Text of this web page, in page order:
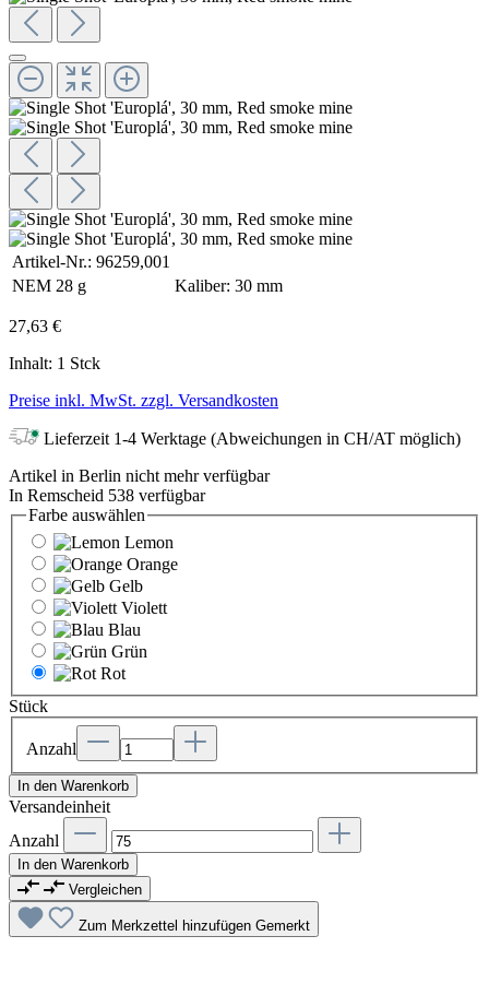
Artikel-Nr.: 96259,001
NEM 28 g Kaliber: 30 mm
27,63 €
Inhalt: 1 Stck
Preise inkl. MwSt. zzgl. Versandkosten
Lieferzeit 1-4 Werktage (Abweichungen in CH/AT möglich)
Artikel in Berlin nicht mehr verfügbar
In Remscheid 538 verfügbar
Farbe auswählen
Lemon
Orange
Gelb
Violett
Blau
Grün
Rot
Stück
Anzahl
In den Warenkorb
Versandeinheit
Anzahl
In den Warenkorb
Vergleichen
Zum Merkzettel hinzufügen Gemerkt